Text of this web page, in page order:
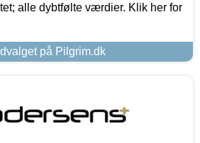
alle dybtfølte værdier. Klik her for
på Pilgrim.dk